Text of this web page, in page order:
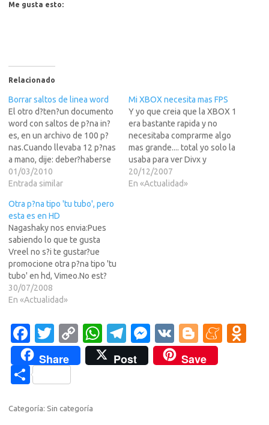
Me gusta esto:
Relacionado
Borrar saltos de linea word
El otro d?ten?un documento
word con saltos de p?na in?
es, en un archivo de 100 p?
nas.Cuando llevaba 12 p?nas
a mano, dije: deber?haberse
de poder borrar en
reemplazar.Y as?s, tras
el resultado.Una soluci? la
pregunta que m?de uno se
habr?echo alguna vez en la
vida: ¿C?reemplazar…
01/03/2010
Entrada similar
Mi XBOX necesita mas FPS
Y yo que creia que la XBOX 1
era bastante rapida y no
necesitaba comprarme algo
mas grande.... total yo solo la
usaba para ver Divx y
demas.... pero ahora resulta
que el otro dia me da por
20/12/2007
En «Actualidad»
Otra p?na tipo 'tu tubo', pero
esta es en HD
Nagashaky nos envia:Pues
sabiendo lo que te gusta
Vreel no s?i te gustar?ue
promocione otra p?na tipo 'tu
tubo' en hd, Vimeo.No est?
ada mal y funciona r?
damente pero a pesar de
no tiene demasiado
'material'dejo un enlace para
que compruebes que tal
resultado da..TENEIS QUE
ENTRAR…
30/07/2008
En «Actualidad»
Fa
c
e
b
o
T
w
it
te
r
C
o
p
Li
W
h
at
T
el
e
M
es
se
V
K
Bl
o
g
M
Share Post Save
C
m
Categoría: Sin categoría